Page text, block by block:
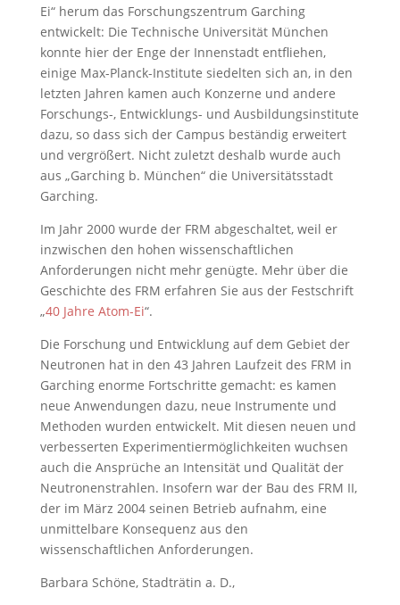
Ei“ herum das Forschungszentrum Garching
entwickelt: Die Technische Universität München
konnte hier der Enge der Innenstadt entfliehen,
einige Max-Planck-Institute siedelten sich an, in den
letzten Jahren kamen auch Konzerne und andere
Forschungs-, Entwicklungs- und Ausbildungsinstitute
dazu, so dass sich der Campus beständig erweitert
und vergrößert. Nicht zuletzt deshalb wurde auch
aus „Garching b. München“ die Universitätsstadt
Garching.
Im Jahr 2000 wurde der FRM abgeschaltet, weil er
inzwischen den hohen wissenschaftlichen
Anforderungen nicht mehr genügte. Mehr über die
Geschichte des FRM erfahren Sie aus der Festschrift
„40 Jahre Atom-Ei“.
Die Forschung und Entwicklung auf dem Gebiet der
Neutronen hat in den 43 Jahren Laufzeit des FRM in
Garching enorme Fortschritte gemacht: es kamen
neue Anwendungen dazu, neue Instrumente und
Methoden wurden entwickelt. Mit diesen neuen und
verbesserten Experimentiermöglichkeiten wuchsen
auch die Ansprüche an Intensität und Qualität der
Neutronenstrahlen. Insofern war der Bau des FRM II,
der im März 2004 seinen Betrieb aufnahm, eine
unmittelbare Konsequenz aus den
wissenschaftlichen Anforderungen.
Barbara Schöne, Stadträtin a. D.,